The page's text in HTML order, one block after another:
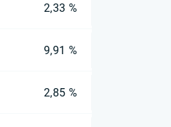
2,33 %
9,91 %
2,85 %